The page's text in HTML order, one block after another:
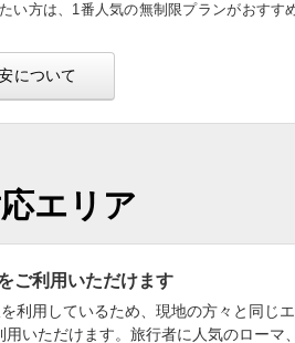
い方は、1番人気の無制限プランがおすす
について
エリア
ご利用いただけます
利用しているため、現地の方々と同じ
いただけます。旅行者に人気のローマ